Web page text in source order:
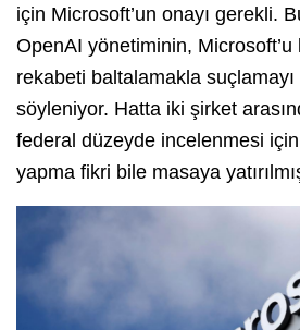
için Microsoft’un onayı gerekli.
OpenAI yönetiminin,
rekabeti baltalamakla suçlamayı
söyleniyor. Hatta iki şirket
federal düzeyde incelenmesi
yapma fikri bile masaya